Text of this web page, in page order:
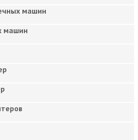
машин
машин